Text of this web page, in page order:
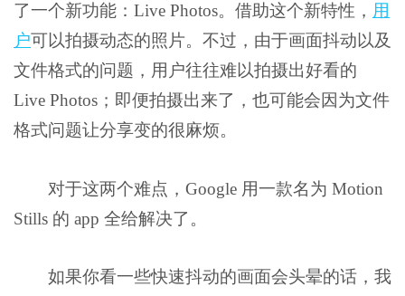
了一个新功能：Live Photos。借助这个新特性， 用
户可以拍摄动态的照片。不过，由于画面抖动以及
文件格式的问题，用户往往难以拍摄出好看的
Live Photos；即便拍摄出来了，也可能会因为文件
格式问题让分享变的很麻烦。
对于这两个难点，Google 用一款名为 Motion
Stills 的 app 全给解决了。
如果你看一些快速抖动的画面会头晕的话，我